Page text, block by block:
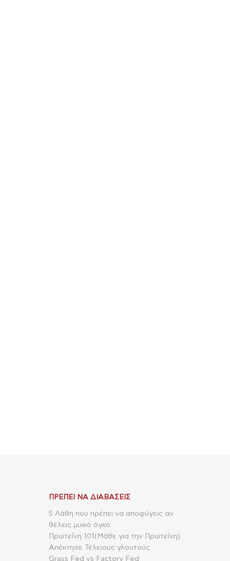
ΠΡΈΠΕΙ ΝΑ ΔΙΑΒΆΣΕΙΣ
5 Λάθη που πρέπει να αποφύγεις αν
θέλεις μυικό όγκο
Πρωτεΐνη 101(Μάθε για την Πρωτεΐνη)
Απέκτησε Τέλειους γλουτούς
Grass Fed vs Factory Fed